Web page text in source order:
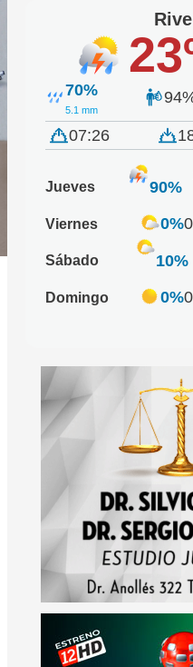
70%
5.1 mm
07:26
Jueves 90%
Viernes 0%
Sábado 10%
Domingo 0%